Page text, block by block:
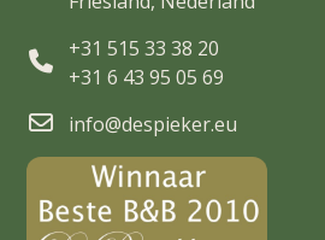
+31 515 33 38 20
+31 6 43 95 05 69
info@despieker.eu